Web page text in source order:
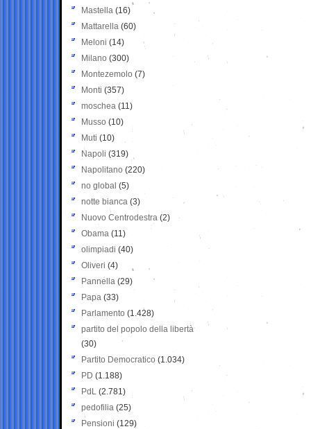
Mastella (16)
Mattarella (60)
Meloni (14)
Milano (300)
Montezemolo (7)
Monti (357)
moschea (11)
Musso (10)
Muti (10)
Napoli (319)
Napolitano (220)
no global (5)
notte bianca (3)
Nuovo Centrodestra (2)
Obama (11)
olimpiadi (40)
Oliveri (4)
Pannella (29)
Papa (33)
Parlamento (1.428)
partito del popolo della libertà
(30)
Partito Democratico (1.034)
PD (1.188)
PdL (2.781)
pedofilia (25)
Pensioni (129)